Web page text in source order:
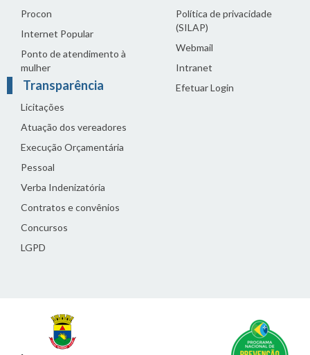
Procon
Internet Popular
Ponto de atendimento à
mulher
Transparência
Licitações
Atuação dos vereadores
Execução Orçamentária
Pessoal
Verba Indenizatória
Contratos e convênios
Concursos
LGPD
Política de privacidade
(SILAP)
Webmail
Intranet
Efetuar Login